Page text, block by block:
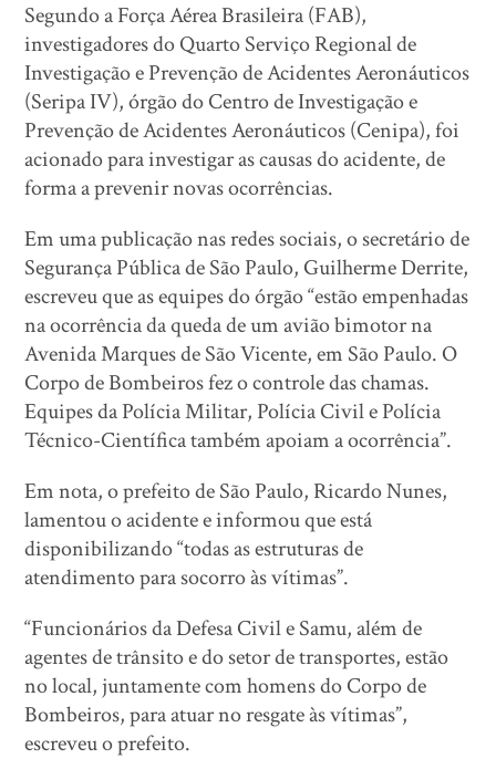
Segundo a Força Aérea Brasileira (FAB),
investigadores do Quarto Serviço Regional de
Investigação e Prevenção de Acidentes Aeronáuticos
(Seripa IV), órgão do Centro de Investigação e
Prevenção de Acidentes Aeronáuticos (Cenipa), foi
acionado para investigar as causas do acidente, de
forma a prevenir novas ocorrências.
Em uma publicação nas redes sociais, o secretário de
Segurança Pública de São Paulo, Guilherme Derrite,
escreveu que as equipes do órgão “estão empenhadas
na ocorrência da queda de um avião bimotor na
Avenida Marques de São Vicente, em São Paulo. O
Corpo de Bombeiros fez o controle das chamas.
Equipes da Polícia Militar, Polícia Civil e Polícia
Técnico-Científica também apoiam a ocorrência”.
Em nota, o prefeito de São Paulo, Ricardo Nunes,
lamentou o acidente e informou que está
disponibilizando “todas as estruturas de
atendimento para socorro às vítimas”.
“Funcionários da Defesa Civil e Samu, além de
agentes de trânsito e do setor de transportes, estão
no local, juntamente com homens do Corpo de
Bombeiros, para atuar no resgate às vítimas”,
escreveu o prefeito.